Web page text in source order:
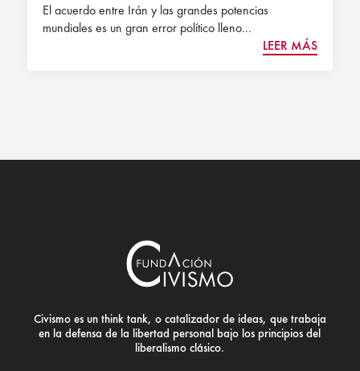
El acuerdo entre Irán y las grandes potencias
mundiales es un gran error político lleno...
LEER MÁS
Civismo es un think tank, o catalizador de ideas, que trabaja
en la defensa de la libertad personal bajo los principios del
liberalismo clásico.